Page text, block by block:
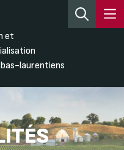
et
laurentiens